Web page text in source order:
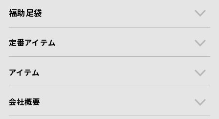
福助足袋
定番アイテム
アイテム
会社概要